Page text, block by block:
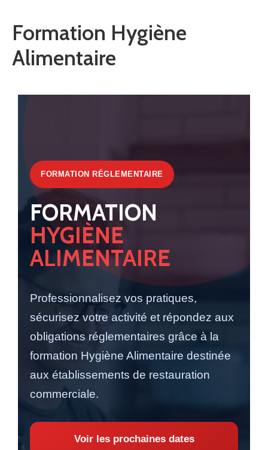
Formation Hygiène
Alimentaire
FORMATION RÉGLEMENTAIRE
FORMATION
HYGIÈNE
ALIMENTAIRE
Professionnalisez vos pratiques,
sécurisez votre activité et répondez aux
obligations réglementaires grâce à la
formation Hygiène Alimentaire destinée
aux établissements de restauration
commerciale.
Voir les prochaines dates